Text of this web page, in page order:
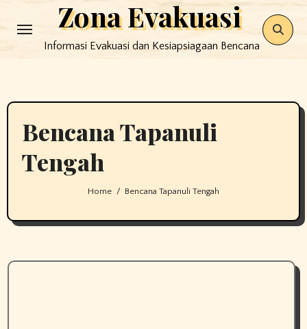
to
Zona Evakuasi
Informasi Evakuasi dan Kesiapsiagaan Bencana
Bencana Tapanuli
Tengah
Home Bencana Tapanuli Tengah